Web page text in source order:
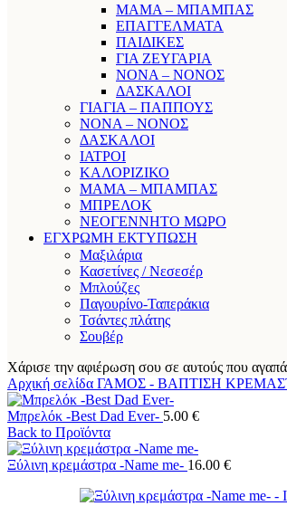
ΜΑΜΑ – ΜΠΑΜΠΑΣ
ΕΠΑΓΓΕΛΜΑΤΑ
ΠΑΙΔΙΚΕΣ
ΓΙΑ ΖΕΥΓΑΡΙΑ
ΝΟΝΑ – ΝΟΝΟΣ
ΔΑΣΚΑΛΟΙ
ΓΙΑΓΙΑ – ΠΑΠΠΟΥΣ
ΝΟΝΑ – ΝΟΝΟΣ
ΔΑΣΚΑΛΟΙ
ΙΑΤΡΟΙ
ΚΑΛΟΡΙΖΙΚΟ
ΜΑΜΑ – ΜΠΑΜΠΑΣ
ΜΠΡΕΛΟΚ
ΝΕΟΓΕΝΝΗΤΟ ΜΩΡΟ
ΕΓΧΡΩΜΗ ΕΚΤΥΠΩΣΗ
Μαξιλάρια
Κασετίνες / Νεσεσέρ
Μπλούζες
Παγουρίνο-Ταπεράκια
Τσάντες πλάτης
Σουβέρ
Χάρισε την αφιέρωση σου σε αυτούς που
Αρχική σελίδα ΓΑΜΟΣ - ΒΑΠΤΙΣΗ
Μπρελόκ -Best Dad Ever- 5.00 €
Back to Προϊόντα
Ξύλινη κρεμάστρα -Name me- 16.00 €